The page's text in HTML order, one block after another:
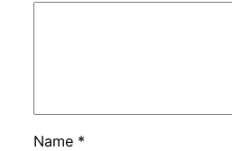
Name *